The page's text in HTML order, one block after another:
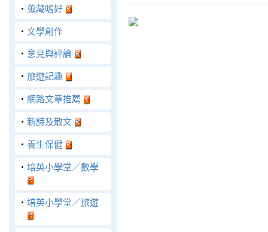
‧ 蒐藏嗜好
‧ 文學創作
‧ 意見與評論
‧ 旅遊記趣
‧ 網路文章推薦
‧ 新詩及散文
‧ 養生保健
‧ 培英小學堂／數學
‧ 培英小學堂／旅遊